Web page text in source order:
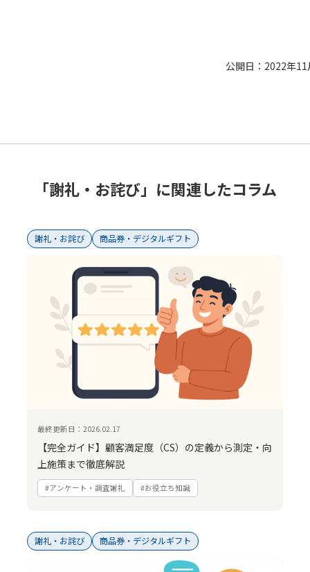
公開日：2022年
「謝礼・お詫び」に関連したコラム
謝礼・お詫び 商品券・デジタルギフト
最終更新日：2026.02.17
【完全ガイド】顧客満足度（CS）の定義から測定・向
上施策まで徹底解説
#アンケート・調査謝礼 #お役立ち知識
謝礼・お詫び 商品券・デジタルギフト